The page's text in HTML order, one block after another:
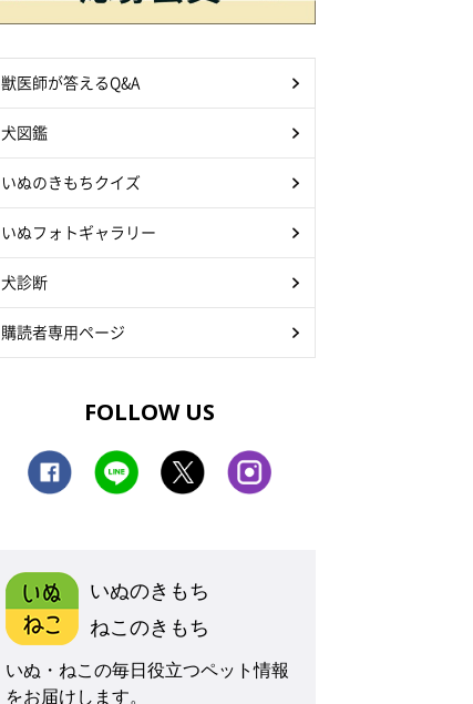
獣医師が答えるQ&A
犬図鑑
いぬのきもちクイズ
いぬフォトギャラリー
犬診断
購読者専用ページ
FOLLOW US
いぬのきもち
ねこのきもち
いぬ・ねこの毎日役立つペット情報
をお届けします。